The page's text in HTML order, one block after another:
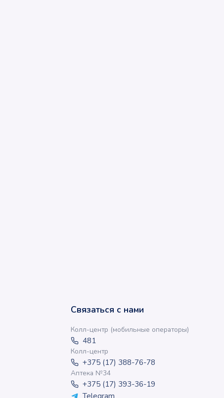
Связаться с нами
Колл-центр (мобильные операторы)
481
Колл-центр
+375 (17) 388-76-78
Аптека №34
+375 (17) 393-36-19
Telegram